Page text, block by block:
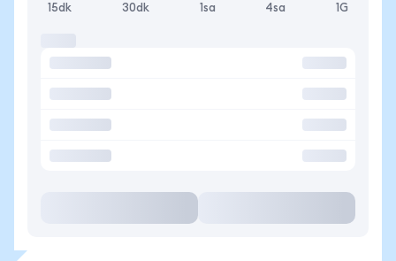
15dk 30dk 1sa 4sa 1G